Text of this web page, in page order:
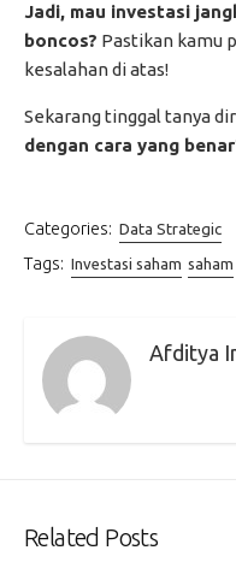
Jadi, mau investasi
boncos? Pastikan kamu
kesalahan di atas!
Sekarang tinggal tanya
dengan cara yang
Categories: Data Strategic
Tags: Investasi saham saham
Afditya
Related Posts